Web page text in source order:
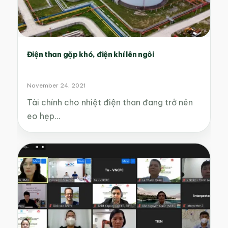
Điện than gặp khó, điện khí lên ngôi
November 24, 2021
Tài chính cho nhiệt điện than đang trở nên
eo hẹp…